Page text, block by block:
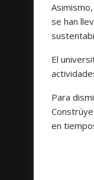
se han
El
Para
en